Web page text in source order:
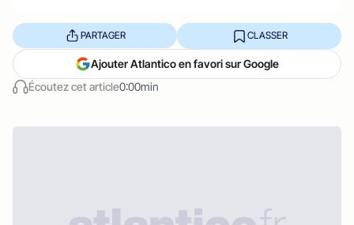
Écoutez cet article0:00min
PARTAGER CLASSER
Ajouter Atlantico en favori sur Google